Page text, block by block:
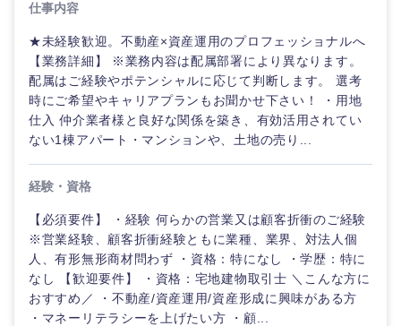
仕事内容
★未経験歓迎。不動産×資産運用のプロフェッショナルへ
【業務詳細】 ※業務内容は配属部署により異なります。
配属はご経験やポテンシャルに応じて判断します。 選考
時にご希望やキャリアプランもお聞かせ下さい！ ・用地
仕入 仲介業者様と良好な関係を築き、有効活用されてい
ない1棟アパート・マンションや、土地の売り...
経験・資格
【必須要件】 ・経験 何らかの営業又は顧客折衝のご経験
※営業経験、顧客折衝経験ともに業種、業界、対法人個
人、有形無形商材問わず ・資格：特になし ・学歴：特に
なし 【歓迎要件】 ・資格：宅地建物取引士 ＼こんな方に
おすすめ／ ・不動産/資産運用/資産形成に興味がある方
・マネーリテラシーを上げたい方 ・顧...